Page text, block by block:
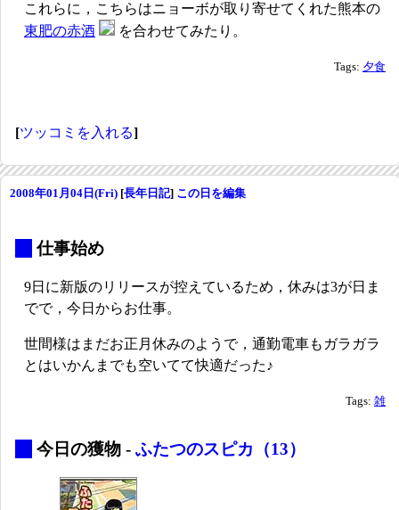
これらに，こちらはニョーボが取り寄せてくれた熊本の
東肥の赤酒
を合わせてみたり。
Tags: 夕食
[ツッコミを入れる]
2008年01月04日(Fri) [長年日記] この日を編集
仕事始め
9日に新版のリリースが控えているため，休みは3が日ま
でで，今日からお仕事。
世間様はまだお正月休みのようで，通勤電車もガラガラ
とはいかんまでも空いてて快適だった♪
Tags: 雑
今日の獲物 -ふたつのスピカ（13）